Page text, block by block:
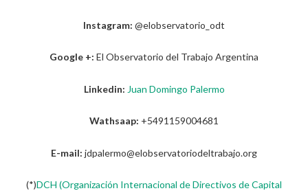
Instagram: @elobservatorio_odt
Google +: El Observatorio del Trabajo Argentina
Linkedin: Juan Domingo Palermo
Wathsaap: +5491159004681
E-mail: jdpalermo@elobservatoriodeltrabajo.org
(*)DCH (Organización Internacional de Directivos de Capital